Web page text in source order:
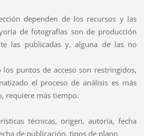
dependen de los recursos y las
de fotografías son de producción
las publicadas y, alguna de las no
los puntos de acceso son restringidos,
el proceso de análisis es más
requiere más tiempo.
técnicas, origen, autoría, fecha
de publicación, tipos de plano